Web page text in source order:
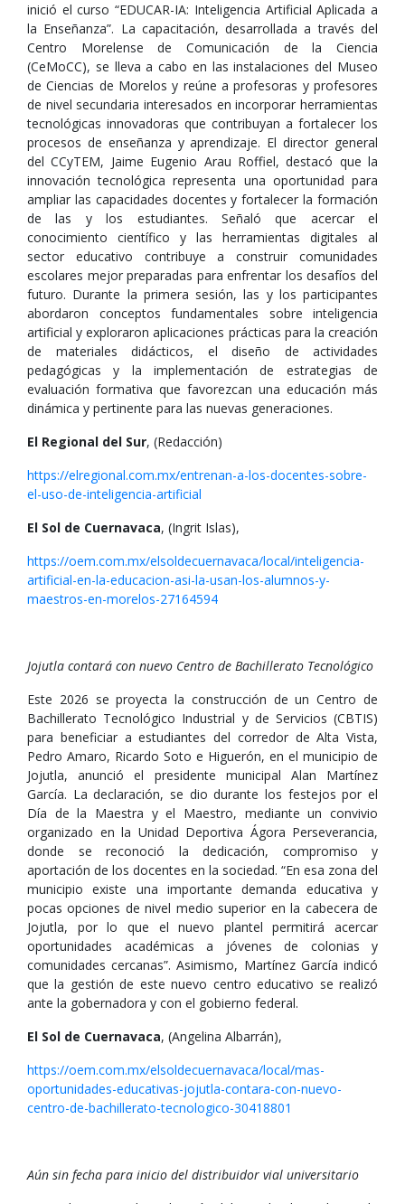
inició el curso “EDUCAR-IA: Inteligencia Artificial Aplicada a
la Enseñanza”. La capacitación, desarrollada a través del
Centro Morelense de Comunicación de la Ciencia
(CeMoCC), se lleva a cabo en las instalaciones del Museo
de Ciencias de Morelos y reúne a profesoras y profesores
de nivel secundaria interesados en incorporar herramientas
tecnológicas innovadoras que contribuyan a fortalecer los
procesos de enseñanza y aprendizaje. El director general
del CCyTEM, Jaime Eugenio Arau Roffiel, destacó que la
innovación tecnológica representa una oportunidad para
ampliar las capacidades docentes y fortalecer la formación
de las y los estudiantes. Señaló que acercar el
conocimiento científico y las herramientas digitales al
sector educativo contribuye a construir comunidades
escolares mejor preparadas para enfrentar los desafíos del
futuro. Durante la primera sesión, las y los participantes
abordaron conceptos fundamentales sobre inteligencia
artificial y exploraron aplicaciones prácticas para la creación
de materiales didácticos, el diseño de actividades
pedagógicas y la implementación de estrategias de
evaluación formativa que favorezcan una educación más
dinámica y pertinente para las nuevas generaciones.
El Regional del Sur, (Redacción)
https://elregional.com.mx/entrenan-a-los-docentes-sobre-
el-uso-de-inteligencia-artificial
El Sol de Cuernavaca, (Ingrit Islas),
https://oem.com.mx/elsoldecuernavaca/local/inteligencia-
artificial-en-la-educacion-asi-la-usan-los-alumnos-y-
maestros-en-morelos-27164594
Jojutla contará con nuevo Centro de Bachillerato Tecnológico
Este 2026 se proyecta la construcción de un Centro de
Bachillerato Tecnológico Industrial y de Servicios (CBTIS)
para beneficiar a estudiantes del corredor de Alta Vista,
Pedro Amaro, Ricardo Soto e Higuerón, en el municipio de
Jojutla, anunció el presidente municipal Alan Martínez
García. La declaración, se dio durante los festejos por el
Día de la Maestra y el Maestro, mediante un convivio
organizado en la Unidad Deportiva Ágora Perseverancia,
donde se reconoció la dedicación, compromiso y
aportación de los docentes en la sociedad. “En esa zona del
municipio existe una importante demanda educativa y
pocas opciones de nivel medio superior en la cabecera de
Jojutla, por lo que el nuevo plantel permitirá acercar
oportunidades académicas a jóvenes de colonias y
comunidades cercanas”. Asimismo, Martínez García indicó
que la gestión de este nuevo centro educativo se realizó
ante la gobernadora y con el gobierno federal.
El Sol de Cuernavaca, (Angelina Albarrán),
https://oem.com.mx/elsoldecuernavaca/local/mas-
oportunidades-educativas-jojutla-contara-con-nuevo-
centro-de-bachillerato-tecnologico-30418801
Aún sin fecha para inicio del distribuidor vial universitario